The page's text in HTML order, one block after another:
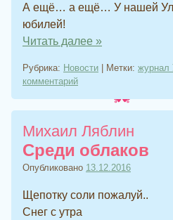
А ещё… а ещё… У нашей
юбилей!
Читать далее »
Рубрика: Новости Метки: журнал
комментарий
Михаил Ляблин
Среди облаков
Опубликовано 13.12.2016
Щепотку соли пожалуй..
Снег с утра